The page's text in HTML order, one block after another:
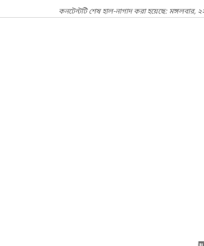
কনটেন্টটি শেষ হাল-নাগাদ করা হয়েছে: